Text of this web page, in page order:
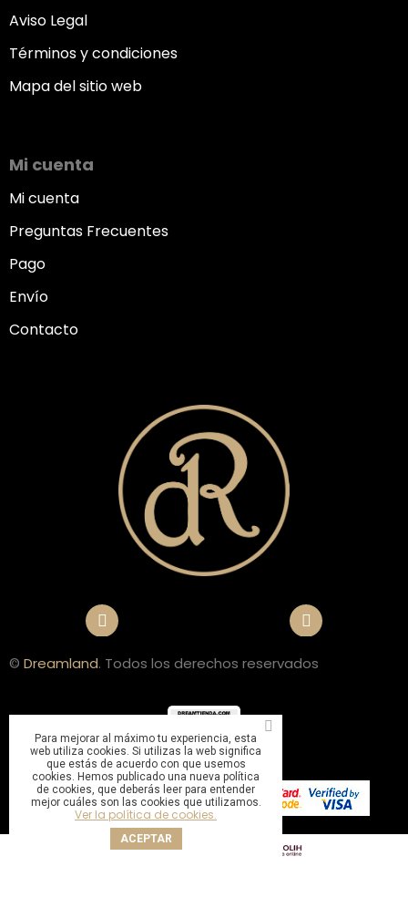
Aviso Legal
Términos y condiciones
Mapa del sitio web
Mi cuenta
Mi cuenta
Preguntas Frecuentes
Pago
Envío
Contacto
© Dreamland. Todos los derechos reservados
Sitio web gestionado por
Para mejorar al máximo tu experiencia, esta
web utiliza cookies. Si utilizas la web significa
que estás de acuerdo con que usemos
cookies. Hemos publicado una nueva política
de cookies, que deberás leer para entender
mejor cuáles son las cookies que utilizamos.
Ver la política de cookies.
ACEPTAR